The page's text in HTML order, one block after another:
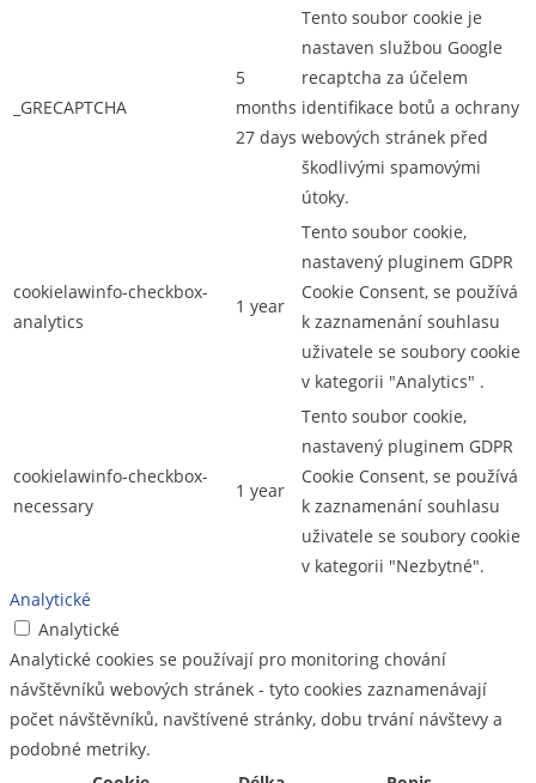
_GRECAPTCHA
5
months
27 days
Tento soubor cookie je
nastaven službou Google
recaptcha za účelem
identifikace botů a ochrany
webových stránek před
škodlivými spamovými
útoky.
cookielawinfo-checkbox-
analytics
1 year
Tento soubor cookie,
nastavený pluginem GDPR
Cookie Consent, se používá
k zaznamenání souhlasu
uživatele se soubory cookie
v kategorii "Analytics" .
cookielawinfo-checkbox-
necessary
1 year
Tento soubor cookie,
nastavený pluginem GDPR
Cookie Consent, se používá
k zaznamenání souhlasu
uživatele se soubory cookie
v kategorii "Nezbytné".
Analytické
Analytické
Analytické cookies se používají pro monitoring chování
návštěvníků webových stránek - tyto cookies zaznamenávají
počet návštěvníků, navštívené stránky, dobu trvání návštevy a
podobné metriky.